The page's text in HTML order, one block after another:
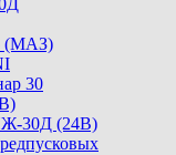
(МАЗ)
30
30Д (24В)